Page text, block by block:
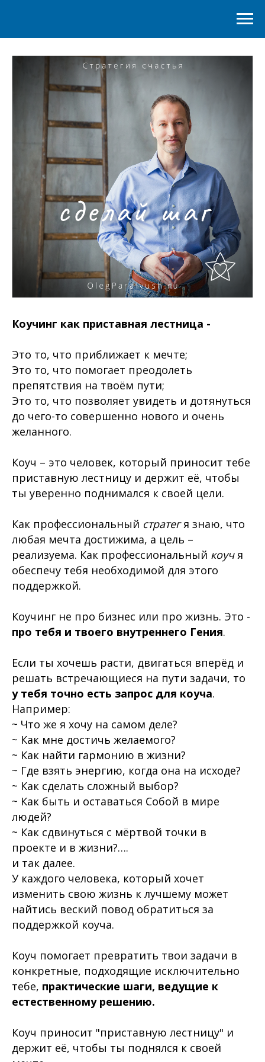
Коучинг как приставная лестница -
Это то, что приближает к мечте;
Это то, что помогает преодолеть
препятствия на твоём пути;
Это то, что позволяет увидеть и дотянуться
до чего-то совершенно нового и очень
желанного.
Коуч – это человек, который приносит тебе
приставную лестницу и держит её, чтобы
ты уверенно поднимался к своей цели.
Как профессиональный стратегя знаю, что
любая мечта достижима, а цель –
реализуема. Как профессиональный коучя
обеспечу тебя необходимой для этого
поддержкой.
Коучинг не про бизнес или про жизнь. Это -
про тебя и твоего внутреннего Гения.
Если ты хочешь расти, двигаться вперёд и
решать встречающиеся на пути задачи, то
у тебя точно есть запрос для коуча.
Например:
~ Что же я хочу на самом деле?
~ Как мне достичь желаемого?
~ Как найти гармонию в жизни?
~ Где взять энергию, когда она на исходе?
~ Как сделать сложный выбор?
~ Как быть и оставаться Собой в мире
людей?
~ Как сдвинуться с мёртвой точки в
проекте и в жизни?….
и так далее.
У каждого человека, который хочет
изменить свою жизнь к лучшему может
найтись веский повод обратиться за
поддержкой коуча.
Коуч помогает превратить твои задачи в
конкретные, подходящие исключительно
тебе, практические шаги, ведущие к
естественному решению.
Коуч приносит "приставную лестницу" и
держит её, чтобы ты поднялся к своей